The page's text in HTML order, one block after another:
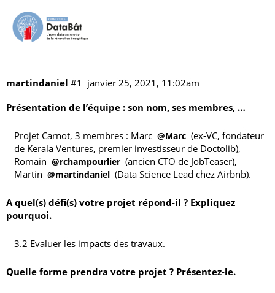
Carnot
Les projets vitrine
martindaniel janvier 25, 2021, 11:02am
#1
Présentation de l’équipe : son nom, ses membres, …
Projet Carnot, 3 membres : Marc @Marc (ex-VC, fondateur
de Kerala Ventures, premier investisseur de Doctolib),
Romain @rchampourlier (ancien CTO de JobTeaser),
Martin @martindaniel (Data Science Lead chez Airbnb).
A quel(s) défi(s) votre projet répond-il ? Expliquez
pourquoi.
3.2 Evaluer les impacts des travaux.
Quelle forme prendra votre projet ? Présentez-le.